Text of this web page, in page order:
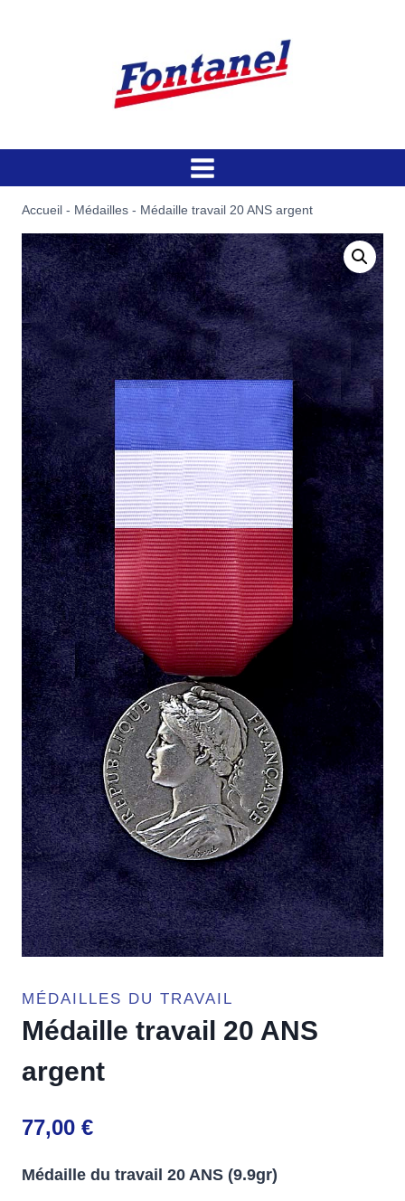
Accueil - Médailles - Médaille travail 20 ANS argent
MÉDAILLES DU TRAVAIL
Médaille travail 20 ANS
argent
77,00 €
Médaille du travail 20 ANS (9.9gr)